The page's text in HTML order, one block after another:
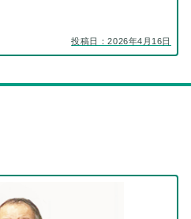
投稿日：2026年4月16日